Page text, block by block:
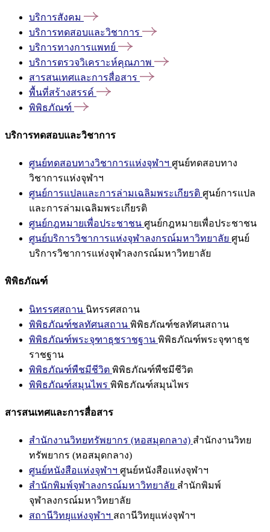
บริการสังคม
บริการทดสอบและวิชาการ
บริการทางการแพทย์
บริการตรวจวิเคราะห์คุณภาพ
สารสนเทศและการสื่อสาร
พื้นที่สร้างสรรค์
พิพิธภัณฑ์
บริการทดสอบและวิชาการ
ศูนย์ทดสอบทางวิชาการแห่งจุฬาฯ ศูนย์ทดสอบทาง
วิชาการแห่งจุฬาฯ
ศูนย์การแปลและการล่ามเฉลิมพระเกียรติ ศูนย์การแปล
และการล่ามเฉลิมพระเกียรติ
ศูนย์กฎหมายเพื่อประชาชน ศูนย์กฎหมายเพื่อประชาชน
ศูนย์บริการวิชาการแห่งจุฬาลงกรณ์มหาวิทยาลัย ศูนย์
บริการวิชาการแห่งจุฬาลงกรณ์มหาวิทยาลัย
พิพิธภัณฑ์
นิทรรศสถาน นิทรรศสถาน
พิพิธภัณฑ์ชลทัศนสถาน พิพิธภัณฑ์ชลทัศนสถาน
พิพิธภัณฑ์พระจุฑาธุชราชฐาน พิพิธภัณฑ์พระจุฑาธุช
ราชฐาน
พิพิธภัณฑ์พืชมีชีวิต พิพิธภัณฑ์พืชมีชีวิต
พิพิธภัณฑ์สมุนไพร พิพิธภัณฑ์สมุนไพร
สารสนเทศและการสื่อสาร
สำนักงานวิทยทรัพยากร (หอสมุดกลาง) สำนักงานวิทย
ทรัพยากร (หอสมุดกลาง)
ศูนย์หนังสือแห่งจุฬาฯ ศูนย์หนังสือแห่งจุฬาฯ
สำนักพิมพ์จุฬาลงกรณ์มหาวิทยาลัย สำนักพิมพ์
จุฬาลงกรณ์มหาวิทยาลัย
สถานีวิทยุแห่งจุฬาฯ สถานีวิทยุแห่งจุฬาฯ